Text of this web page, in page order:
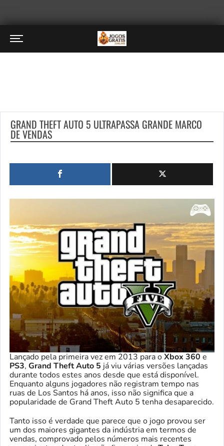
GRAND THEFT AUTO 5 ULTRAPASSA GRANDE MARCO
DE VENDAS
Lançado pela primeira vez em 2013 para oXbox 360 e
PS3, Grand Theft Auto 5 já viu várias versões lançadas
durante todos estes anos desde que está disponível.
Enquanto alguns jogadores não registram tempo nas
ruas de Los Santos há anos, isso não significa que a
popularidade de Grand Theft Auto 5 tenha desaparecido.
Tanto isso é verdade que parece que o jogo provou ser
um dos maiores gigantes da indústria em termos de
vendas, comprovado pelos números mais recentes